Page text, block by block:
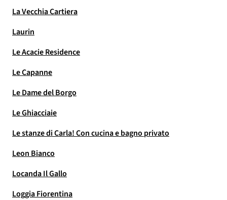
La Vecchia Cartiera
Laurin
Le Acacie Residence
Le Capanne
Le Dame del Borgo
Le Ghiacciaie
Le stanze di Carla! Con cucina e bagno privato
Leon Bianco
Locanda Il Gallo
Loggia Fiorentina